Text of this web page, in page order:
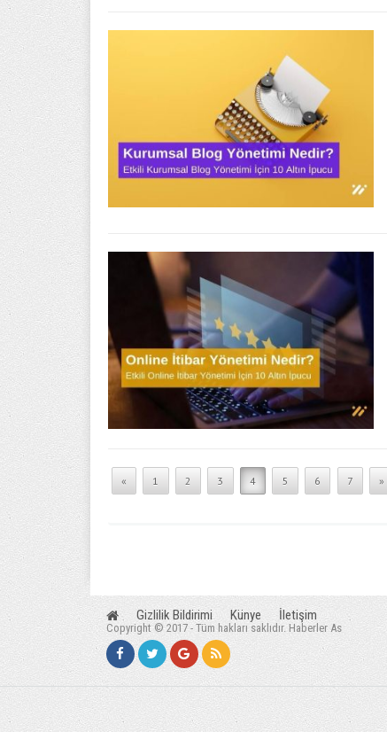
« 1 2 3 4 5 6 7 »
Gizlilik Bildirimi Künye İletişim
Copyright © 2017 - Tüm hakları saklıdır. Haberler As